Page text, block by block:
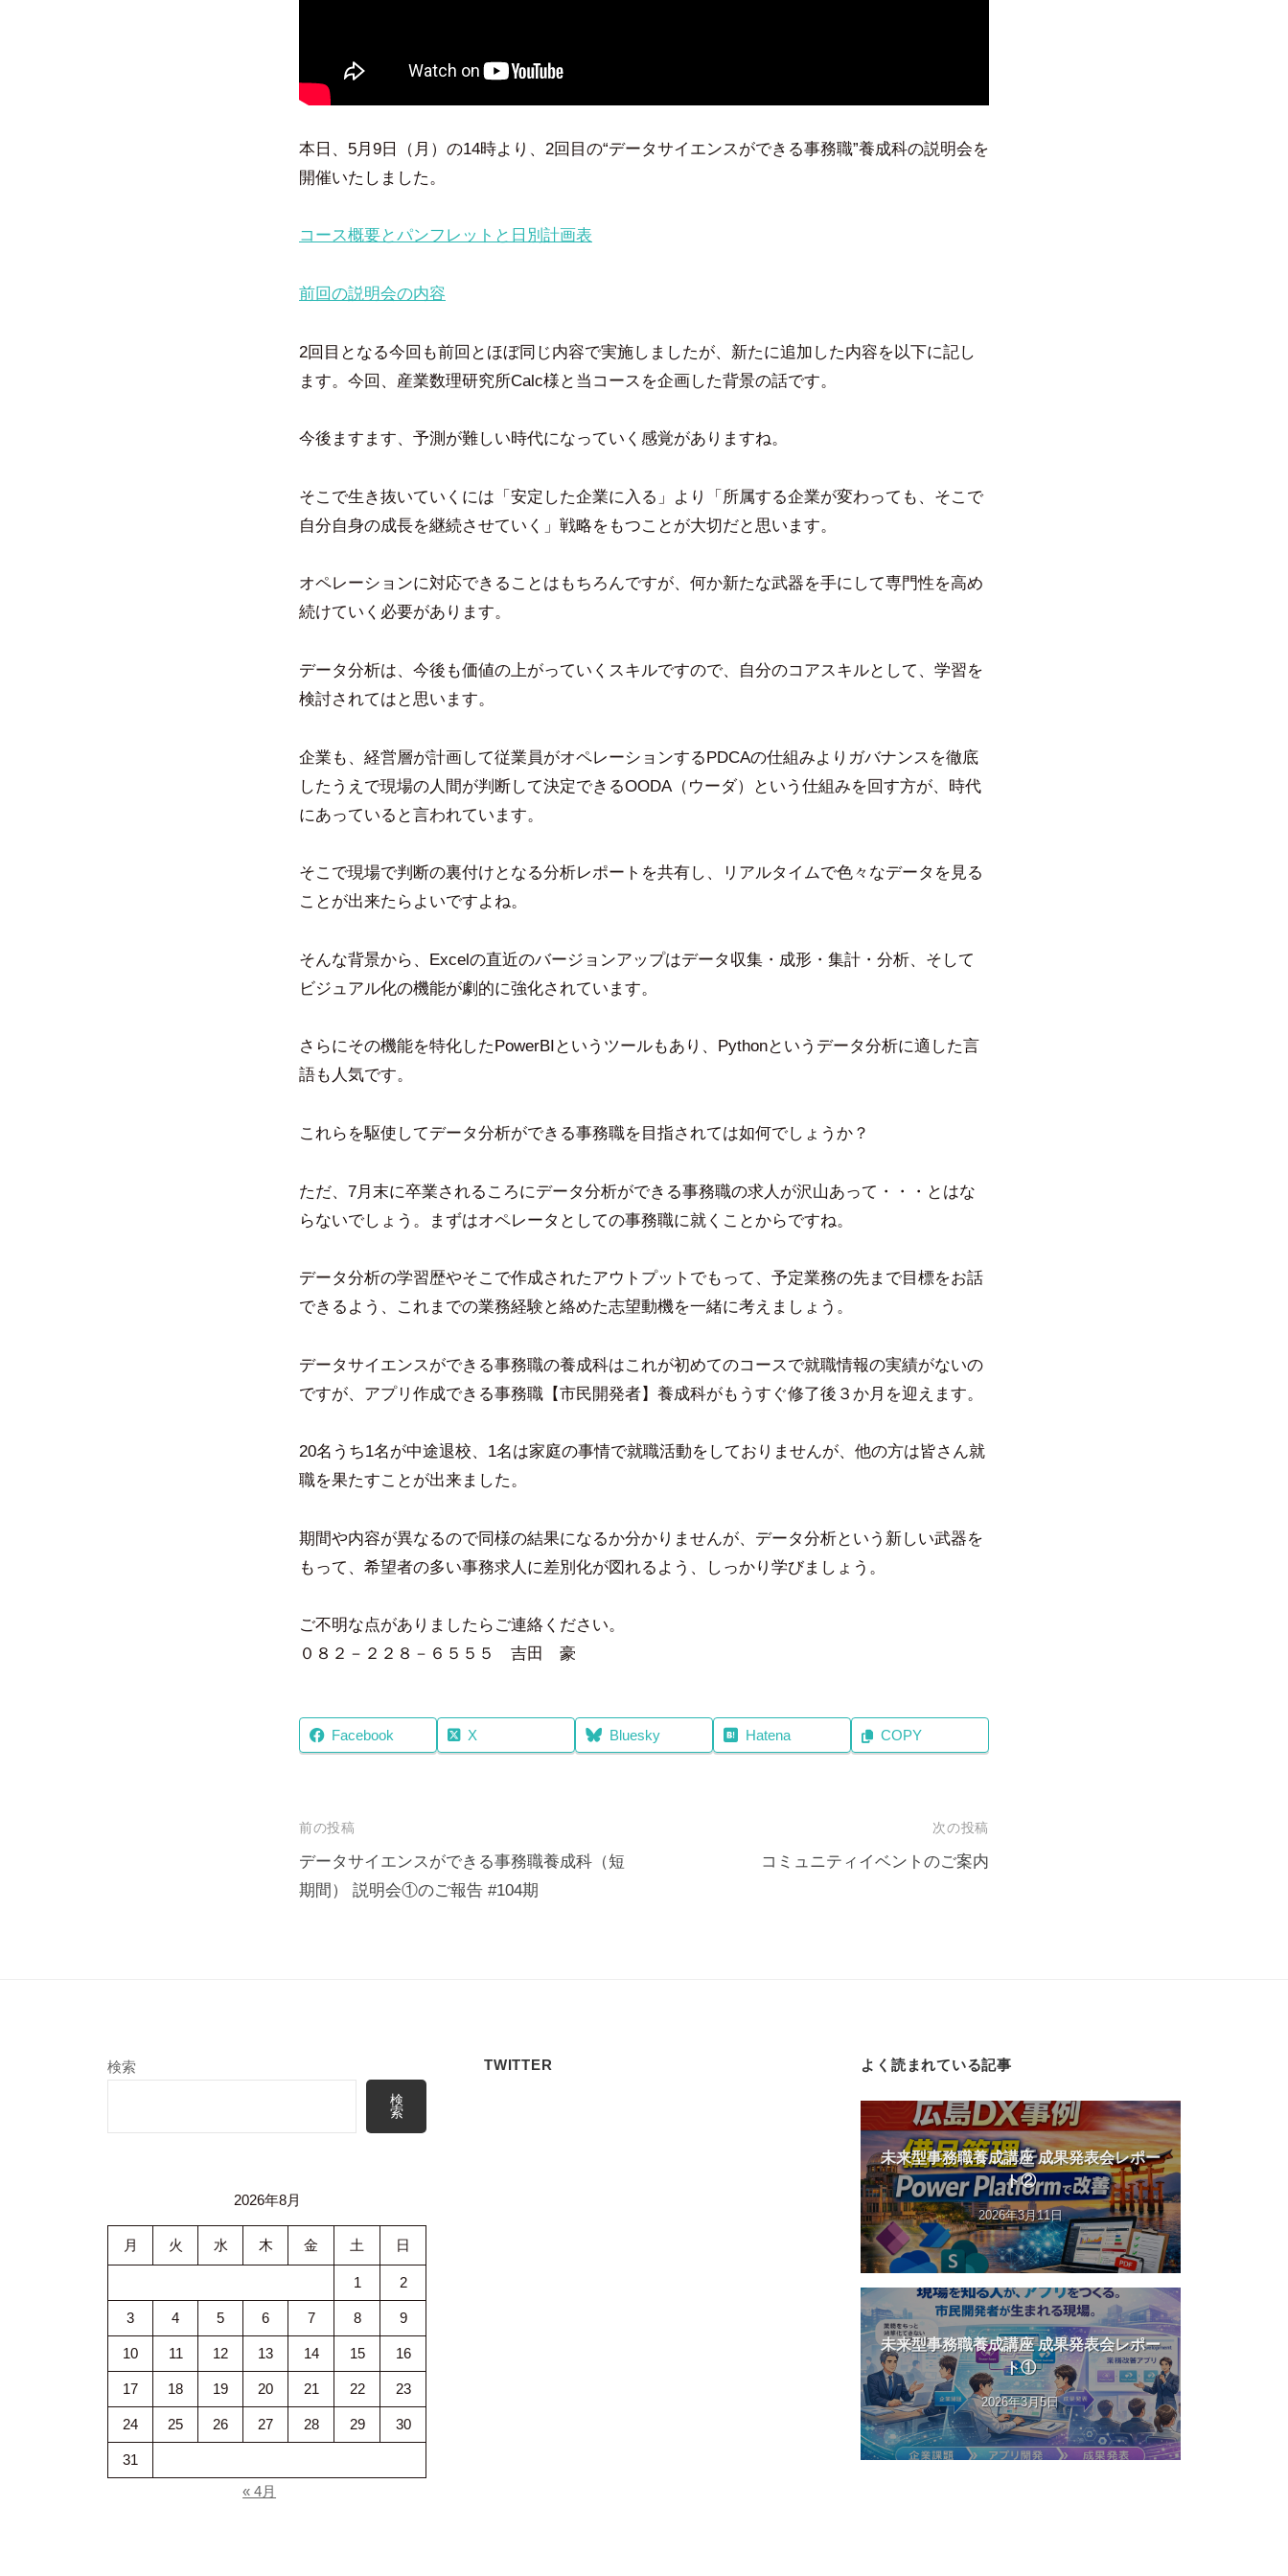
本日、5月9日（月）の14時より、2回目の“データサイエンスができる事務職”養成科の説明会を
開催いたしました。
コース概要とパンフレットと日別計画表
前回の説明会の内容
2回目となる今回も前回とほぼ同じ内容で実施しましたが、新たに追加した内容を以下に記し
ます。今回、産業数理研究所Calc様と当コースを企画した背景の話です。
今後ますます、予測が難しい時代になっていく感覚がありますね。
そこで生き抜いていくには「安定した企業に入る」より「所属する企業が変わっても、そこで
自分自身の成長を継続させていく」戦略をもつことが大切だと思います。
オペレーションに対応できることはもちろんですが、何か新たな武器を手にして専門性を高め
続けていく必要があります。
データ分析は、今後も価値の上がっていくスキルですので、自分のコアスキルとして、学習を
検討されてはと思います。
企業も、経営層が計画して従業員がオペレーションするPDCAの仕組みよりガバナンスを徹底
したうえで現場の人間が判断して決定できるOODA（ウーダ）という仕組みを回す方が、時代
にあっていると言われています。
そこで現場で判断の裏付けとなる分析レポートを共有し、リアルタイムで色々なデータを見る
ことが出来たらよいですよね。
そんな背景から、Excelの直近のバージョンアップはデータ収集・成形・集計・分析、そして
ビジュアル化の機能が劇的に強化されています。
さらにその機能を特化したPowerBIというツールもあり、Pythonというデータ分析に適した言
語も人気です。
これらを駆使してデータ分析ができる事務職を目指されては如何でしょうか？
ただ、7月末に卒業されるころにデータ分析ができる事務職の求人が沢山あって・・・とはな
らないでしょう。まずはオペレータとしての事務職に就くことからですね。
データ分析の学習歴やそこで作成されたアウトプットでもって、予定業務の先まで目標をお話
できるよう、これまでの業務経験と絡めた志望動機を一緒に考えましょう。
データサイエンスができる事務職の養成科はこれが初めてのコースで就職情報の実績がないの
ですが、アプリ作成できる事務職【市民開発者】養成科がもうすぐ修了後３か月を迎えます。
20名うち1名が中途退校、1名は家庭の事情で就職活動をしておりませんが、他の方は皆さん就
職を果たすことが出来ました。
期間や内容が異なるので同様の結果になるか分かりませんが、データ分析という新しい武器を
もって、希望者の多い事務求人に差別化が図れるよう、しっかり学びましょう。
ご不明な点がありましたらご連絡ください。
０８２－２２８－６５５５ 吉田 豪
Facebook X Bluesky Hatena COPY
投
稿
ナ
ン
前の投稿
データサイエンスができる事務職養成科（短
期間） 説明会①のご報告 #104期
次の投稿
コミュニティイベントのご案内
検索
検
索
2026年8月
月 火 水 木 金 土 日
1 2
3 4 5 6 7 8 9
10 11 12 13 14 15 16
17 18 19 20 21 22 23
24 25 26 27 28 29 30
31
« 4月
TWITTER よく読まれている記事
未来型事務職養成講座 成果発表会レポー
ト②
2026年3月11日
未来型事務職養成講座 成果発表会レポー
ト①
2026年3月5日